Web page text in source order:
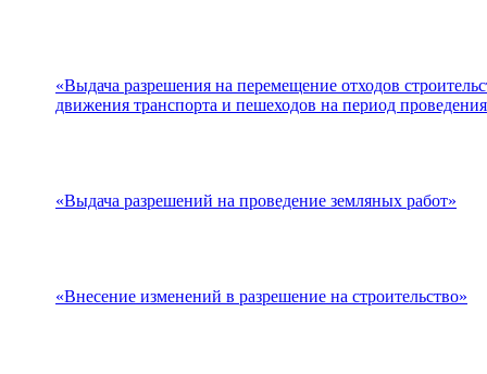
«Выдача разрешения на перемещение отходов
движения транспорта и пешеходов на период
«Выдача разрешений на проведение земляных работ»
«Внесение изменений в разрешение на строительство»